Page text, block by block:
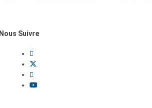
Nous Suivre